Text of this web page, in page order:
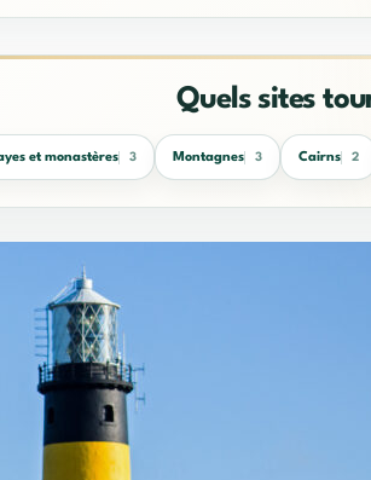
Quels sites
et monastères 3 Montagnes 3 Cairns 2